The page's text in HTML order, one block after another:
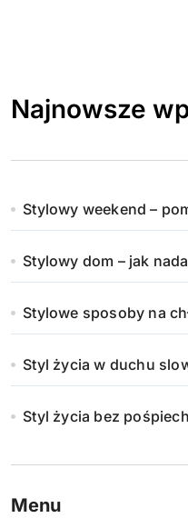
Najnowsze
Stylowy weekend –
Stylowy dom – jak
Stylowe sposoby na
Styl życia w duchu
Styl życia bez
Menu